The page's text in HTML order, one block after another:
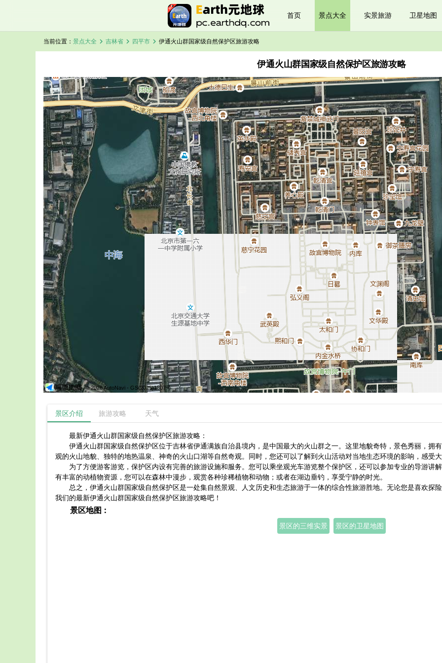
首页 景点大全 实景旅游 卫星地图
当前位置： 景点大全 chevron_right 吉林省 chevron_right 四平市 chevron_right 伊通火山群国家级自然保护区旅游攻略
伊通火山群国家级自然保护区旅游攻略
伊通火山群国家级自然保护区卫星地图加载中，请稍候...
© 2026 AutoNavi - GS(2025)1807号
景区介绍 旅游攻略 天气
最新伊通火山群国家级自然保护区旅游攻略：
伊通火山群国家级自然保护区位于吉林省伊通满族自治县境内，是中国最大的火山群之一。这里地貌奇特，景色秀丽，拥
观的火山地貌、独特的地热温泉、神奇的火山口湖等自然奇观。同时，您还可以了解到火山活动对当地生态环境的影响，感受
为了方便游客游览，保护区内设有完善的旅游设施和服务。您可以乘坐观光车游览整个保护区，还可以参加专业的导游讲
有丰富的动植物资源，您可以在森林中漫步，观赏各种珍稀植物和动物；或者在湖边垂钓，享受宁静的时光。
总之，伊通火山群国家级自然保护区是一处集自然景观、人文历史和生态旅游于一体的综合性旅游胜地。无论您是喜欢探
我们的最新伊通火山群国家级自然保护区旅游攻略吧！
景区地图：
景区的三维实景 景区的卫星地图